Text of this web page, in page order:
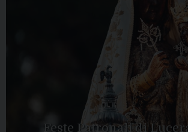
Feste Patronali di